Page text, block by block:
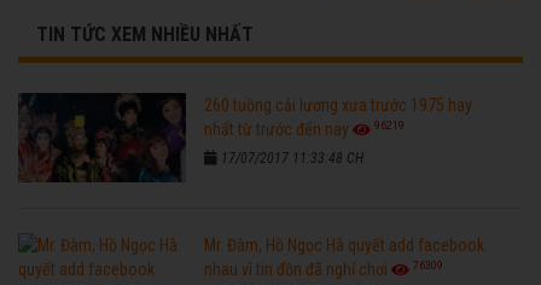
TIN TỨC XEM NHIỀU NHẤT
260 tuồng cải lương xưa trước 1975 hay
nhất từ trước đến nay
96219
17/07/2017 11:33:48 CH
Mr. Đàm, Hồ Ngọc Hà quyết add facebook
nhau vì tin đồn đã nghỉ chơi
76309